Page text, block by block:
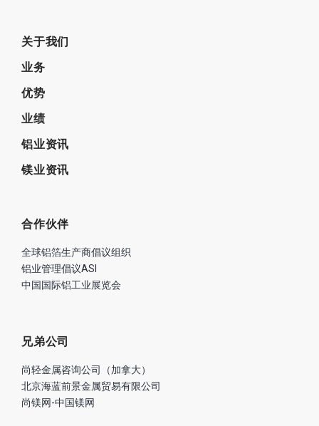
关于我们
业务
优势
业绩
铝业资讯
镁业资讯
合作伙伴
全球铝箔生产商倡议组织
铝业管理倡议ASI
中国国际铝工业展览会
兄弟公司
尚轻金属咨询公司（加拿大）
北京海蓝前景金属贸易有限公司
尚镁网-中国镁网